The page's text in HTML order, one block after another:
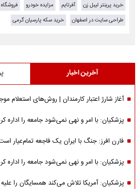
خرید پرینتر لیبل زن
آفرتایم مزایده خودرو
طراحی سایت در اصفهان
خرید سکه پارسیان گرمی
آخرین اخبار
آغاز شارژ اعتبار کارمندان | روش‌های
پزشکیان: با امر و نهی نمی‌شود جامعه را اداره
فارن افرز: جنگ با ایران یک فاجعه تمام‌عیار
پزشکیان: با امر و نهی نمی‌شود جامعه را اداره
پزشکیان: آمریکا تلاش می‌کند همسایگان را